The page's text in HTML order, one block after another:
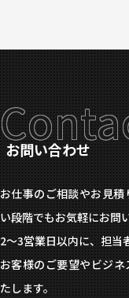
お問い合わせ
お仕事のご相談やお見
い段階でもお気軽にお問
2〜3営業日以内に、担当
お客様のご要望やビジ
たします。